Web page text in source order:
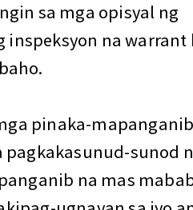
sa mga opisyal ng
inspeksyon na warrant
pinaka-
pagkakasunud-sunod
na mas